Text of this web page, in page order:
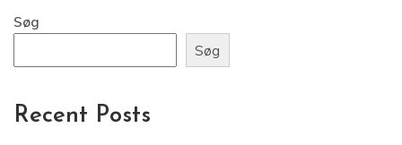
Søg
Søg
Recent Posts